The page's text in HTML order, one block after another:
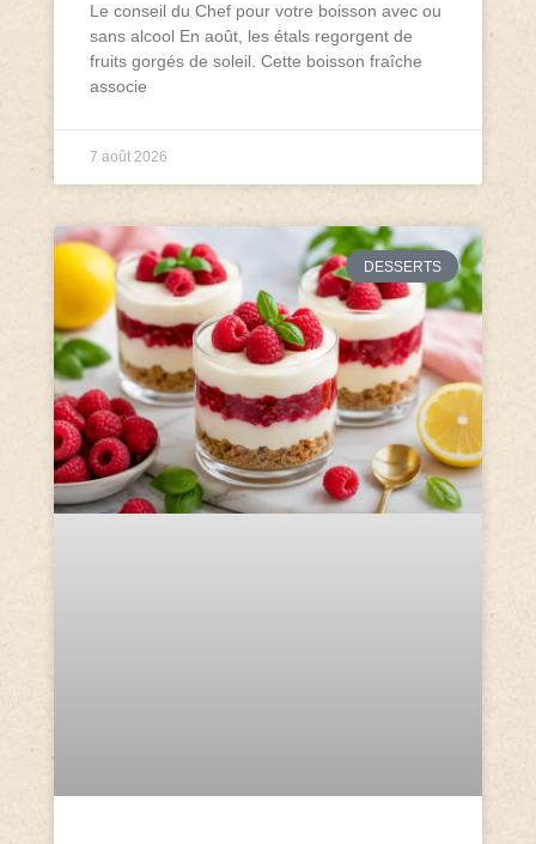
Le conseil du Chef pour votre boisson avec ou
sans alcool En août, les étals regorgent de
fruits gorgés de soleil. Cette boisson fraîche
associe
7 août 2026
DESSERTS